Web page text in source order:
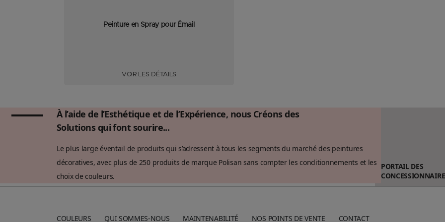
Peinture en Spray pour Émail
VOIR LES DÉTAILS
À l’aide de l’Esthétique et de l’Expérience, nous Créons des
Solutions qui font sourire...
Le plus large éventail de produits qui s’adressent à tous les segments du marché des peintures
décoratives, avec plus de 250 produits de marque Polisan sans compter les conditionnements et les
choix de couleurs.
PORTAIL DES
COULEURS QUI SOMMES-NOUS MAINTENABILITÉ NOS POINTS DE VENTE CONTACT